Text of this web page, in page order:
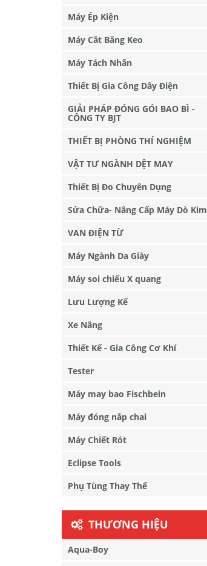
Máy Ép Kiện
Máy Cắt Băng Keo
Máy Tách Nhãn
Thiết Bị Gia Công Dây Điện
GIẢI PHÁP ĐÓNG GÓI BAO BÌ -
CÔNG TY BJT
THIẾT BỊ PHÒNG THÍ NGHIỆM
VẬT TƯ NGÀNH DỆT MAY
Thiết Bị Đo Chuyên Dụng
Sửa Chữa- Nâng Cấp Máy Dò Kim
VAN ĐIỆN TỪ
Máy Ngành Da Giày
Máy soi chiếu X quang
Lưu Lượng Kế
Xe Nâng
Thiết Kế - Gia Công Cơ Khí
Tester
Máy may bao Fischbein
Máy đóng nắp chai
Máy Chiết Rót
Eclipse Tools
Phụ Tùng Thay Thế
THƯƠNG HIỆU
Aqua-Boy